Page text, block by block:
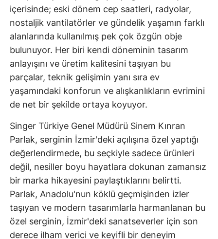
içerisinde; eski dönem cep saatleri, radyolar,
nostaljik vantilatörler ve gündelik yaşamın farklı
alanlarında kullanılmış pek çok özgün obje
bulunuyor. Her biri kendi döneminin tasarım
anlayışını ve üretim kalitesini taşıyan bu
parçalar, teknik gelişimin yanı sıra ev
yaşamındaki konforun ve alışkanlıkların evrimini
de net bir şekilde ortaya koyuyor.
Singer Türkiye Genel Müdürü Sinem Kınran
Parlak, serginin İzmir'deki açılışına özel yaptığı
değerlendirmede, bu seçkiyle sadece ürünleri
değil, nesiller boyu hayatlara dokunan zamansız
bir marka hikayesini paylaştıklarını belirtti.
Parlak, Anadolu'nun köklü geçmişinden izler
taşıyan ve modern tasarımlarla harmanlanan bu
özel serginin, İzmir'deki sanatseverler için son
derece ilham verici ve keyifli bir deneyim